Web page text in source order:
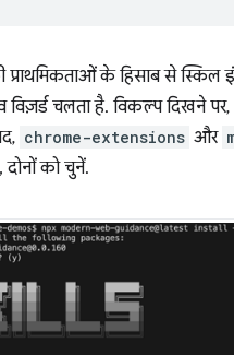
के हिसाब से स्किल
विज़र्ड चलता है. विकल्प दिखने
chrome-extensions और
, दोनों को चुनें.